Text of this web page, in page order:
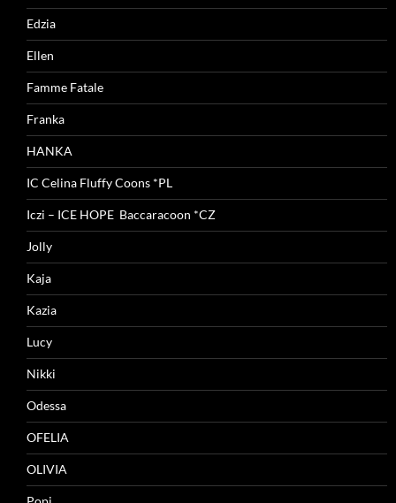
Edzia
Ellen
Famme Fatale
Franka
HANKA
IC Celina Fluffy Coons *PL
Iczi – ICE HOPE Baccaracoon *CZ
Jolly
Kaja
Kazia
Lucy
Nikki
Odessa
OFELIA
OLIVIA